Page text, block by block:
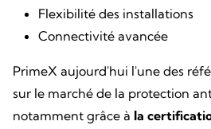
Flexibilité des installations
Connectivité avancée
PrimeX aujourd'hui l'une des
sur le marché de la protection
notamment grâce à la